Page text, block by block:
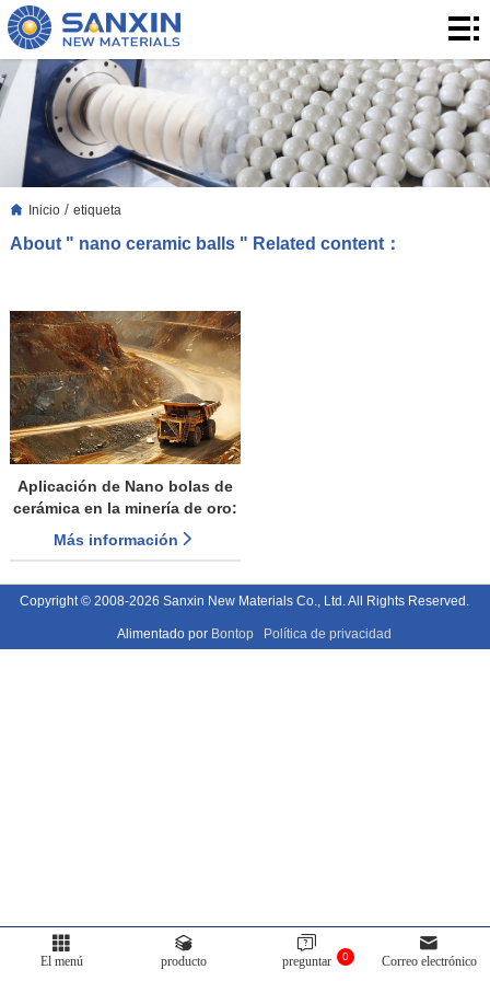
Inicio
productos
aplicación
Blog
contacto
Inicio/ etiqueta
About " nano ceramic balls " Related content：
Aplicación de Nano bolas de
cerámica en la minería de oro:
análisis exhaustivo y debate
Más información
Copyright © 2008-2026 Sanxin New Materials Co., Ltd. All Rights Reserved.
Alimentado por Bontop Política de privacidad
El menú producto 0
preguntar Correo electrónico